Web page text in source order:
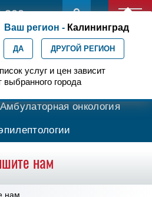
300
Ваш регион - Калининград
ДА ДРУГОЙ РЕГИОН
услуг и цен зависит
выбранного города
Протонная терапия
Амбулаторная онкология
нам
нам